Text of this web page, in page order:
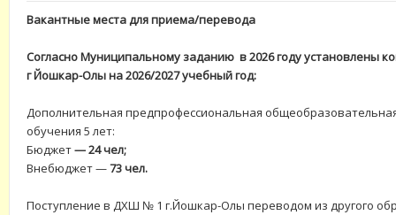
Вакантные места для приема/перевода
Согласно Муниципальному заданию в 2026 годуустановлены
г Йошкар-Олы на 2026/2027 учебный год:
Дополнительная предпрофессиональная
обучения 5 лет:
Бюджет— 24 чел;
Внебюджет —73 чел.
Поступление в ДХШ № 1 г.Йошкар-Олы переводом из другого